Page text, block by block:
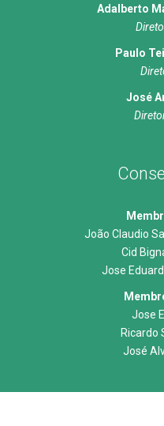
Adalberto
Paulo
José
João Claudio
Cid
Jose
Jose
Ricardo
José